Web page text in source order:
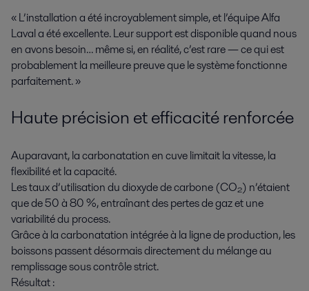
« L’installation a été incroyablement simple, et l’équipe Alfa
Laval a été excellente. Leur support est disponible quand nous
en avons besoin… même si, en réalité, c’est rare — ce qui est
probablement la meilleure preuve que le système fonctionne
parfaitement. »
Haute précision et efficacité renforcée
Auparavant, la carbonatation en cuve limitait la vitesse, la
flexibilité et la capacité.
Les taux d’utilisation du dioxyde de carbone (CO₂) n’étaient
que de 50 à 80 %, entraînant des pertes de gaz et une
variabilité du process.
Grâce à la carbonatation intégrée à la ligne de production, les
boissons passent désormais directement du mélange au
remplissage sous contrôle strict.
Résultat :